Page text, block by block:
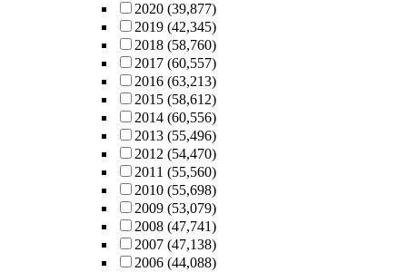
2020 (39,877)
2019 (42,345)
2018 (58,760)
2017 (60,557)
2016 (63,213)
2015 (58,612)
2014 (60,556)
2013 (55,496)
2012 (54,470)
2011 (55,560)
2010 (55,698)
2009 (53,079)
2008 (47,741)
2007 (47,138)
2006 (44,088)